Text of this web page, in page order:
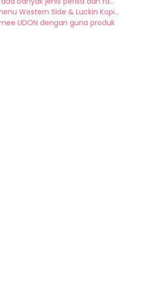
Western Side & Luckin Kopi...
UDON dengan guna produk